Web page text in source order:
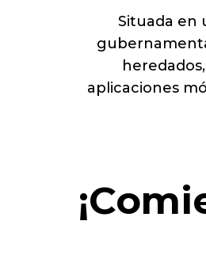
Situada en
aplicaciones